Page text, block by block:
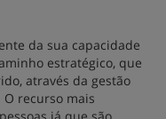
da sua capacidade
estratégico, que
através da gestão
recurso mais